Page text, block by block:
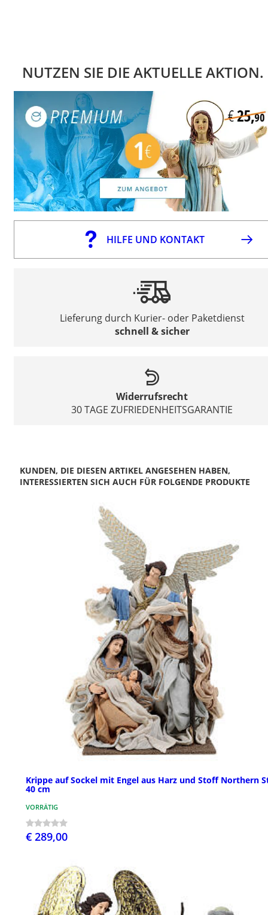
NUTZEN SIE DIE AKTUELLE AKTION.
HILFE UND KONTAKT
Lieferung durch Kurier- oder Paketdienst
schnell & sicher
Widerrufsrecht
30 TAGE ZUFRIEDENHEITSGARANTIE
KUNDEN, DIE DIESEN ARTIKEL ANGESEHEN HABEN,
INTERESSIERTEN SICH AUCH FÜR FOLGENDE PRODUKTE
Krippe auf Sockel mit Engel aus Harz und Stoff Northern
40 cm
VORRÄTIG
€ 289,00